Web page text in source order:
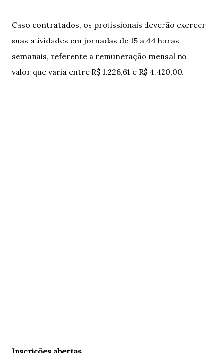
Caso contratados, os profissionais deverão exercer
suas atividades em jornadas de 15 a 44 horas
semanais, referente a remuneração mensal no
valor que varia entre R$ 1.226,61 e R$ 4.420,00.
Inscrições abertas